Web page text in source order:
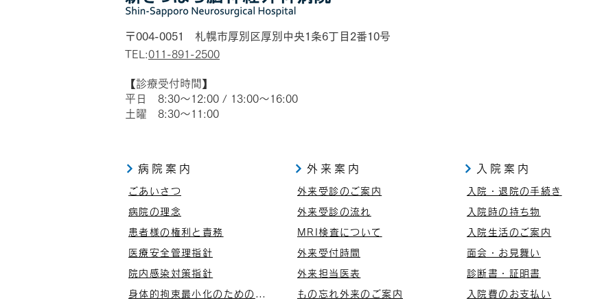
〒004-0051 札幌市厚別区厚別中央1条6丁目2番10号
TEL:011-891-2500
​【診療受付時間】
平日 8:30～12:00 / 13:00～16:00
土曜 8:30～11:00
病院案内 外来案内 入院案内
ごあいさつ
病院の理念
患者様の権利と責務
医療安全管理指針
院内感染対策指針
身体的拘束最小化のための指針
外来受診のご案内
外来受診の流れ
MRI検査について
外来受付時間
外来担当医表
もの忘れ外来のご案内
入院・退院の手続き
入院時の持ち物
入院生活のご案内
面会・お見舞い
診断書・証明書
入院費のお支払い